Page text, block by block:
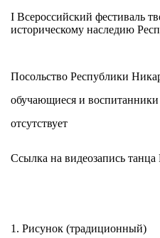
I Всероссийский фестиваль
историческому наследию
Посольство Республики
обучающиеся и
отсутствует
Ссылка на видеозапись танца
1. Рисунок (традиционный)